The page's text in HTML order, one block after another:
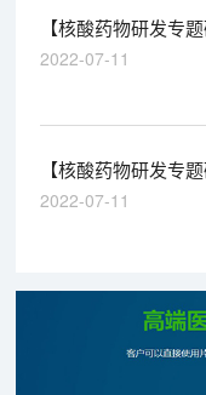
【核酸药物研发专
中的应用
2022-07-11
【核酸药物研发专
价策略的思考
2022-07-11